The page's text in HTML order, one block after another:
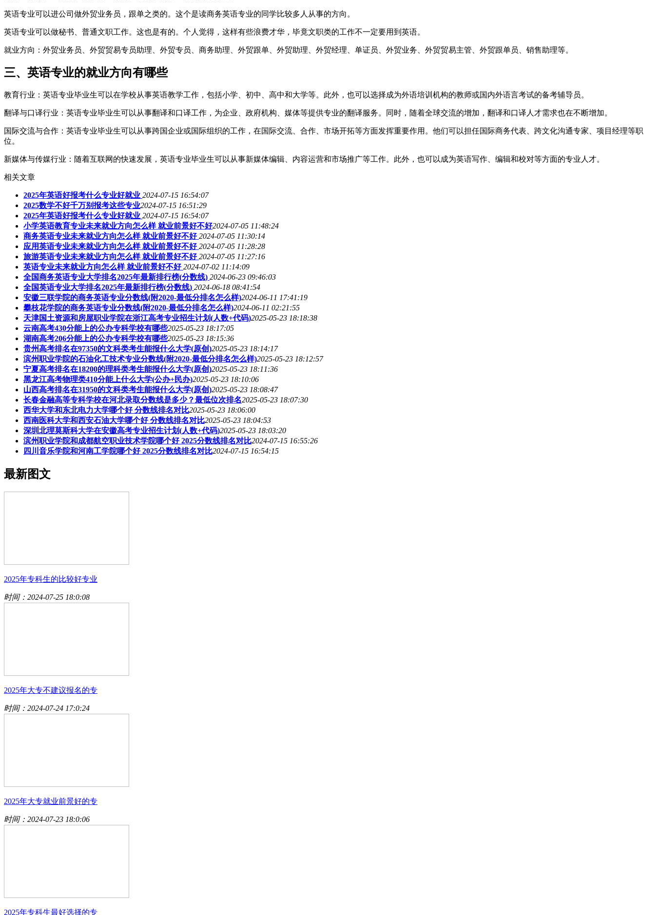
英语专业可以进公司做外贸业务员，跟单之类的。这个是读商务英语专业的同学比较多人从事的方向。
英语专业可以做秘书、普通文职工作。这也是有的。个人觉得，这样有些浪费才华，毕竟文职类的工作不一定要用到英语。
就业方向：外贸业务员、外贸贸易专员助理、外贸专员、商务助理、外贸跟单、外贸助理、外贸经理、单证员、外贸业务、外贸贸易主管、外贸跟单员、销售助理等。
三、英语专业的就业方向有哪些
教育行业：英语专业毕业生可以在学校从事英语教学工作，包括小学、初中、高中和大学等。此外，也可以选择成为外语培训机构的教师或国内外语言考试的备考辅导员。
翻译与口译行业：英语专业毕业生可以从事翻译和口译工作，为企业、政府机构、媒体等提供专业的翻译服务。同时，随着全球交流的增加，翻译和口译人才需求也在不断增加。
国际交流与合作：英语专业毕业生可以从事跨国企业或国际组织的工作，在国际交流、合作、市场开拓等方面发挥重要作用。他们可以担任国际商务代表、跨文化沟通专家、项目经理等职
位。
新媒体与传媒行业：随着互联网的快速发展，英语专业毕业生可以从事新媒体编辑、内容运营和市场推广等工作。此外，也可以成为英语写作、编辑和校对等方面的专业人才。
相关文章
2025年英语好报考什么专业好就业 2024-07-15 16:54:07
2025数学不好千万别报考这些专业2024-07-15 16:51:29
2025年英语好报考什么专业好就业 2024-07-15 16:54:07
小学英语教育专业未来就业方向怎么样 就业前景好不好2024-07-05 11:48:24
商务英语专业未来就业方向怎么样 就业前景好不好2024-07-05 11:30:14
应用英语专业未来就业方向怎么样 就业前景好不好2024-07-05 11:28:28
旅游英语专业未来就业方向怎么样 就业前景好不好2024-07-05 11:27:16
英语专业未来就业方向怎么样 就业前景好不好2024-07-02 11:14:09
全国商务英语专业大学排名2025年最新排行榜(分数线) 2024-06-23 09:46:03
全国英语专业大学排名2025年最新排行榜(分数线) 2024-06-18 08:41:54
安徽三联学院的商务英语专业分数线(附2020-最低分排名怎么样)2024-06-11 17:41:19
攀枝花学院的商务英语专业分数线(附2020-最低分排名怎么样)2024-06-11 02:21:55
天津国土资源和房屋职业学院在浙江高考专业招生计划(人数+代码)2025-05-23 18:18:38
云南高考430分能上的公办专科学校有哪些2025-05-23 18:17:05
湖南高考206分能上的公办专科学校有哪些2025-05-23 18:15:36
贵州高考排名在97350的文科类考生能报什么大学(原创)2025-05-23 18:14:17
滨州职业学院的石油化工技术专业分数线(附2020-最低分排名怎么样)2025-05-23 18:12:57
宁夏高考排名在18200的理科类考生能报什么大学(原创)2025-05-23 18:11:36
黑龙江高考物理类410分能上什么大学(公办+民办)2025-05-23 18:10:06
山西高考排名在31950的文科类考生能报什么大学(原创)2025-05-23 18:08:47
长春金融高等专科学校在河北录取分数线是多少？最低位次排名2025-05-23 18:07:30
西华大学和东北电力大学哪个好 分数线排名对比2025-05-23 18:06:00
西南医科大学和西安石油大学哪个好 分数线排名对比2025-05-23 18:04:53
深圳北理莫斯科大学在安徽高考专业招生计划(人数+代码)2025-05-23 18:03:20
滨州职业学院和成都航空职业技术学院哪个好 2025分数线排名对比2024-07-15 16:55:26
四川音乐学院和河南工学院哪个好 2025分数线排名对比2024-07-15 16:54:15
最新图文
2025年专科生的比较好专业
时间：2024-07-25 18:0:08
2025年大专不建议报名的专
时间：2024-07-24 17:0:24
2025年大专就业前景好的专
时间：2024-07-23 18:0:06
2025年专科生最好选择的专